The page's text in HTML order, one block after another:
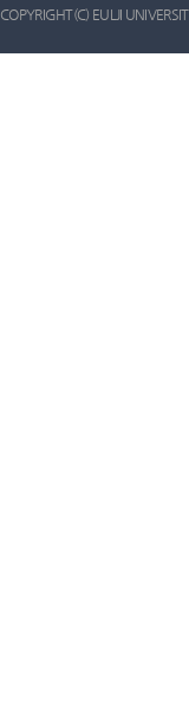
COPYRIGHT(C) EULJI